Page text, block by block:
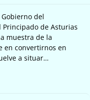
del
Principado de Asturias
muestra de la
en convertirnos en
a situar…